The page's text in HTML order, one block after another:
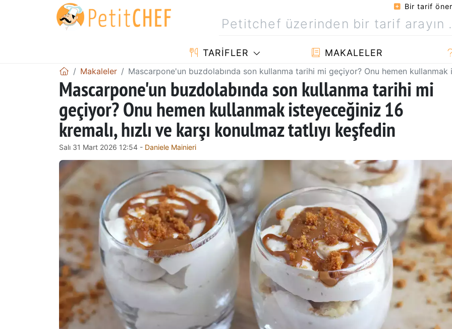
Bir tarif
TARIFLER MAKALELER
Makaleler Mascarpone'un buzdolabında son kullanma tarihi mi geçiyor? Onu hemen kullanmak
Mascarpone'un buzdolabında son kullanma tarihi mi
geçiyor? Onu hemen kullanmak isteyeceğiniz 16
kremalı, hızlı ve karşı konulmaz tatlıyı keşfedin
Salı 31 Mart 2026 12:54 - Daniele Mainieri